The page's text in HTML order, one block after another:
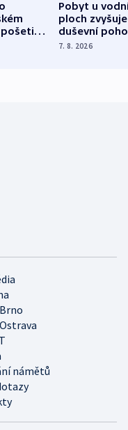
Pobyt u
ploch zvyšuje
duševní
ukázala
7. 8. 2026
námětů